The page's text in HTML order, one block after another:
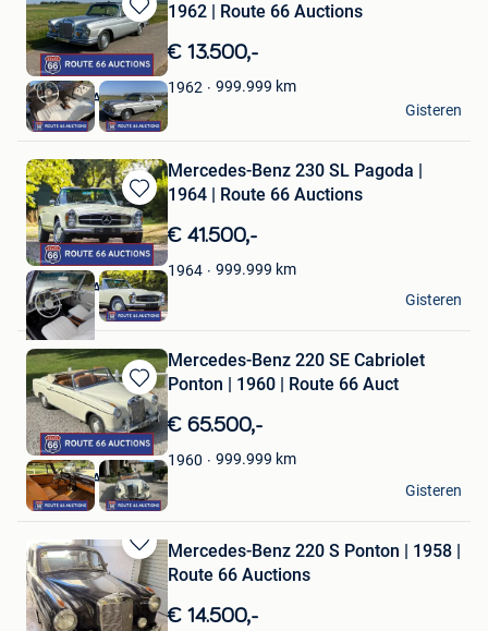
Bewaren
in
Mijn
Favorieten
1962 | Route 66 Auctions
€ 13.500,-
1962 999.999 km
Route 66 Auctions
Waalwijk
Gisteren
Bewaren
in
Mijn
Favorieten
Mercedes-Benz 230 SL Pagoda |
1964 | Route 66 Auctions
€ 41.500,-
1964 999.999 km
Route 66 Auctions
Waalwijk
Gisteren
Bewaren
in
Mijn
Favorieten
Mercedes-Benz 220 SE Cabriolet
Ponton | 1960 | Route 66 Auct
€ 65.500,-
1960 999.999 km
Route 66 Auctions
Waalwijk
Gisteren
Bewaren
in
Mijn
Favorieten
Mercedes-Benz 220 S Ponton | 1958 |
Route 66 Auctions
€ 14.500,-